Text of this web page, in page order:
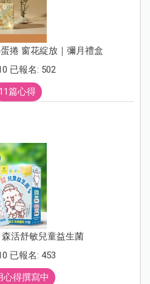
蛋捲 窗花綻放｜彌月禮盒
已報名: 502
11篇心得
森活舒敏兒童益生菌
已報名: 453
心得撰寫中